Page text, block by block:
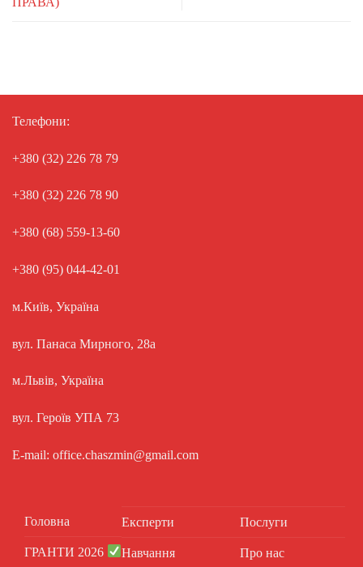
Телефони:
+380 (32) 226 78 79
+380 (32) 226 78 90
+380 (68) 559-13-60
+380 (95) 044-42-01
м.Київ, Україна
вул. Панаса Мирного, 28а
м.Львів, Україна
вул. Героїв УПА 73
E-mail: office.chaszmin@gmail.com
Головна
ГРАНТИ 2026
Експерти
Навчання
Послуги
Про нас